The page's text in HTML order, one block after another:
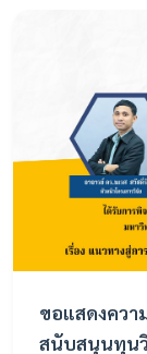
ขอแสดงคว
สนับสนุนทุน